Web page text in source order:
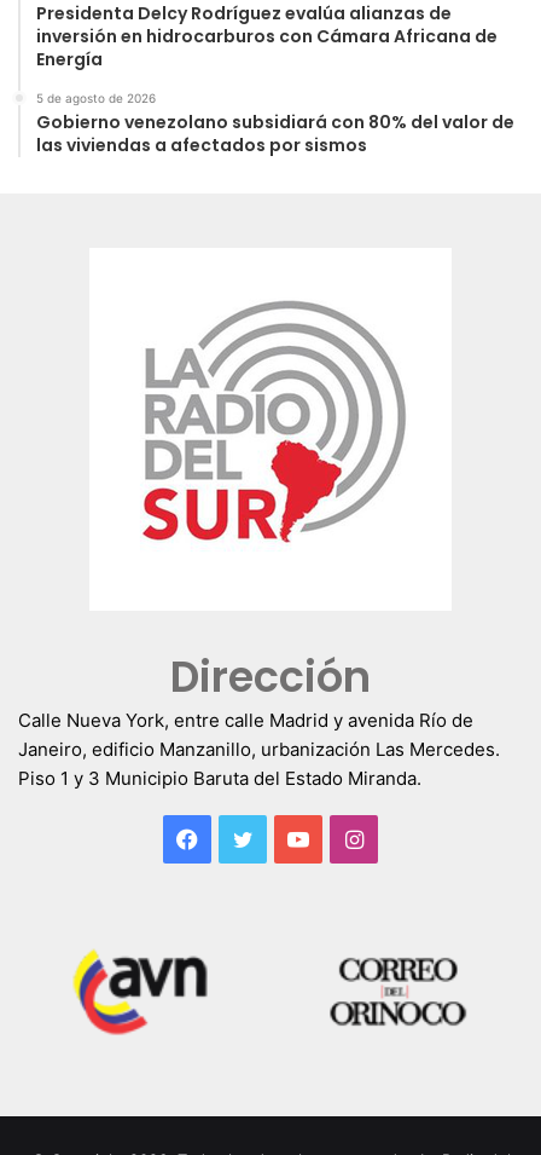
Presidenta Delcy Rodríguez evalúa alianzas de
inversión en hidrocarburos con Cámara Africana de
Energía
5 de agosto de 2026
Gobierno venezolano subsidiará con 80% del valor de
las viviendas a afectados por sismos
Dirección
Calle Nueva York, entre calle Madrid y avenida Río de
Janeiro, edificio Manzanillo, urbanización Las Mercedes.
Piso 1 y 3 Municipio Baruta del Estado Miranda.
Facebook
TwitterYouTubeInstagram